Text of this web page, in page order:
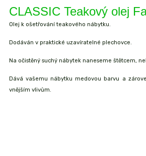
CLASSIC Teakový olej
Olej k ošetřování teakového nábytku.
Dodáván v praktické uzavíratelné plechovce.
Na očistěný suchý nábytek naneseme štětcem,
Dává vašemu nábytku medovou barvu a
vnějším vlivům.